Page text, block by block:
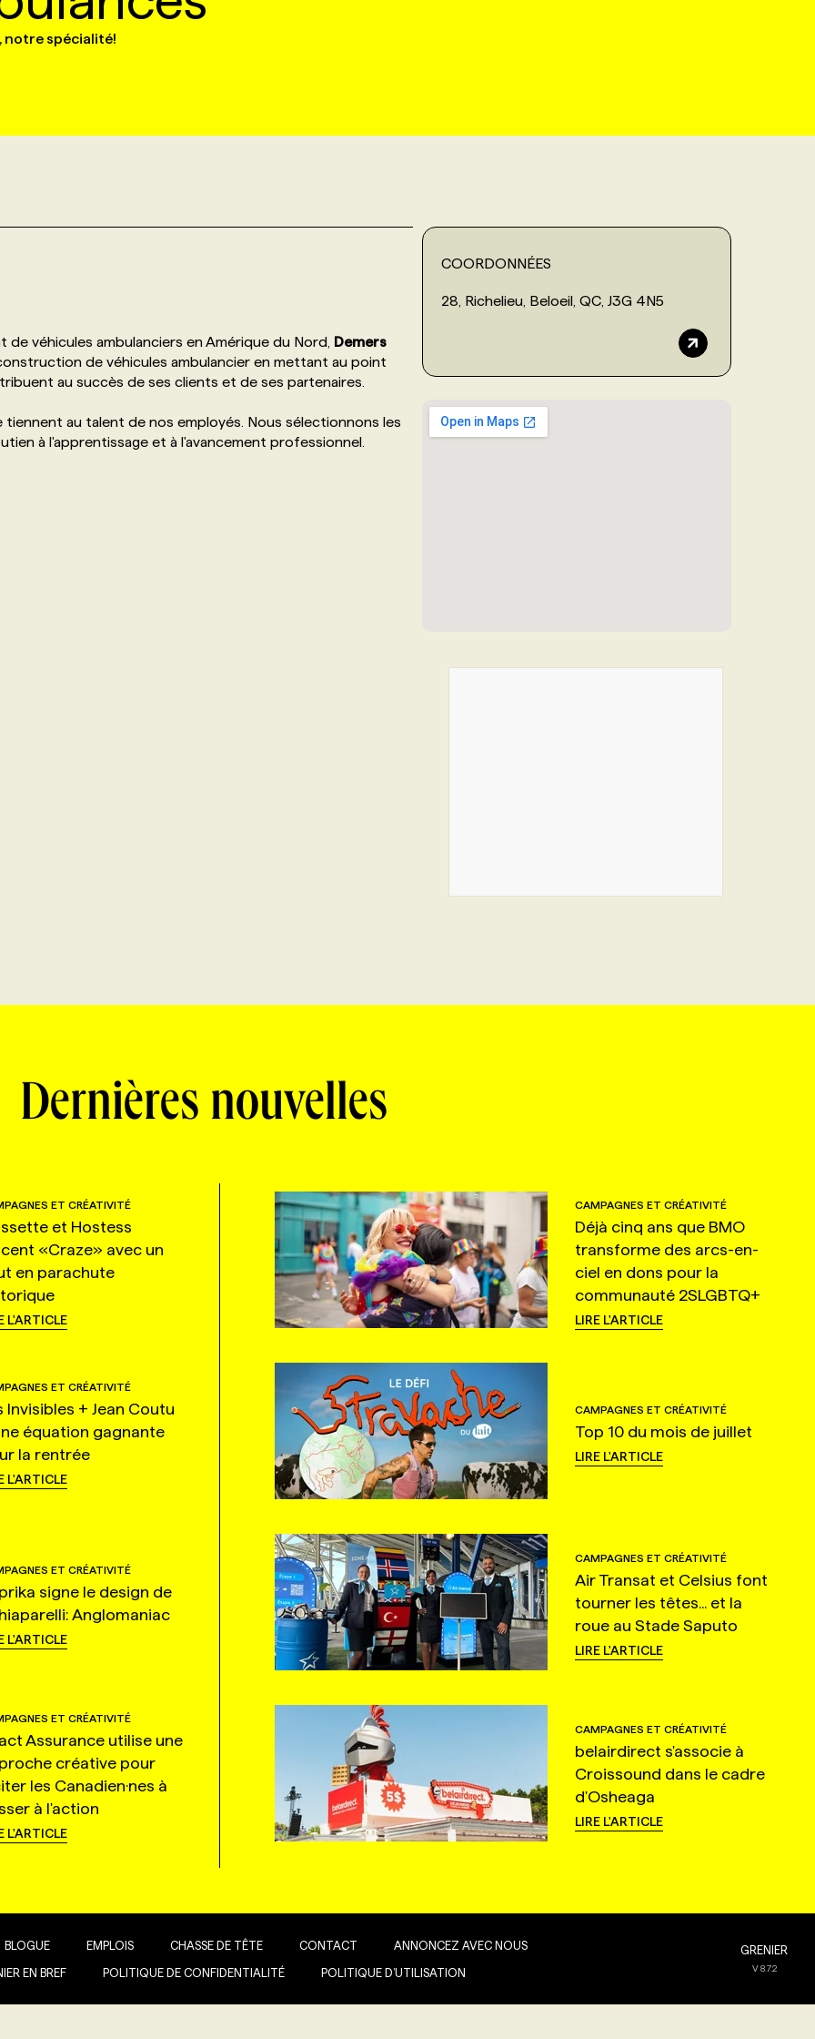
notre spécialité!
véhicules ambulanciers en Amérique du Nord, Demers
de véhicules ambulancier en mettant au point
au succès de ses clients et de ses partenaires.
au talent de nos employés. Nous sélectionnons les
à l'apprentissage et à l'avancement professionnel.
COORDONNÉES
28, Richelieu, Beloeil, QC, J3G 4N5
Dernières nouvelles
ET CRÉATIVITÉ
et Hostess
«Craze» avec un
en parachute
L'ARTICLE
CAMPAGNES ET CRÉATIVITÉ
Déjà cinq ans que BMO
transforme des arcs-en-
ciel en dons pour la
communauté 2SLGBTQ+
LIRE L'ARTICLE
ET CRÉATIVITÉ
Invisibles + Jean Coutu
équation gagnante
la rentrée
L'ARTICLE
CAMPAGNES ET CRÉATIVITÉ
Top 10 du mois de juillet
LIRE L'ARTICLE
ET CRÉATIVITÉ
signe le design de
Anglomaniac
L'ARTICLE
CAMPAGNES ET CRÉATIVITÉ
Air Transat et Celsius font
tourner les têtes... et la
roue au Stade Saputo
LIRE L'ARTICLE
ET CRÉATIVITÉ
Assurance utilise une
créative pour
les Canadien·nes à
à l'action
L'ARTICLE
CAMPAGNES ET CRÉATIVITÉ
belairdirect s'associe à
Croissound dans le cadre
d'Osheaga
LIRE L'ARTICLE
BLOGUE EMPLOIS CHASSE DE TÊTE CONTACT ANNONCEZ AVEC NOUS
EN BREF POLITIQUE DE CONFIDENTIALITÉ POLITIQUE D’UTILISATION
GRENIER
V8.7.2